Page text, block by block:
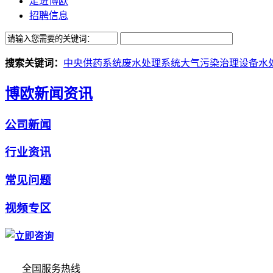
招聘信息
搜索关键词： 中央供药系统废水处理系统大气污染治理设备水
博欧新闻资讯
公司新闻
行业资讯
常见问题
视频专区
全国服务热线